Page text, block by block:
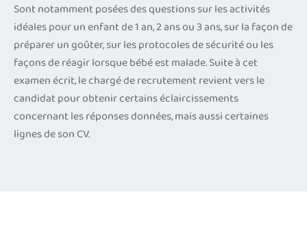
Sont notamment posées des questions sur les activités
idéales pour un enfant de 1 an, 2 ans ou 3 ans, sur la façon de
préparer un goûter, sur les protocoles de sécurité ou les
façons de réagir lorsque bébé est malade. Suite à cet
examen écrit, le chargé de recrutement revient vers le
candidat pour obtenir certains éclaircissements
concernant les réponses données, mais aussi certaines
lignes de son CV.